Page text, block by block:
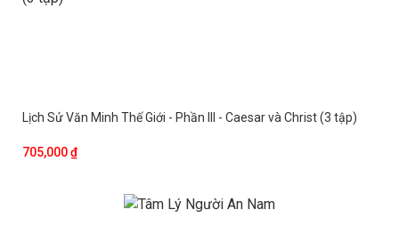
Lịch Sử Văn Minh Thế Giới - Phần III - Caesar và Christ (3 tập)
705,000 ₫